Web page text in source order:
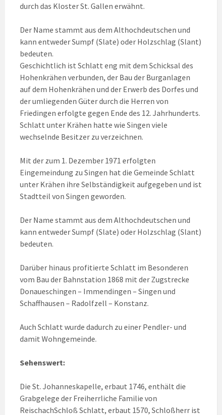
durch das Kloster St. Gallen erwähnt.
Der Name stammt aus dem Althochdeutschen und
kann entweder Sumpf (Slate) oder Holzschlag (Slant)
bedeuten.
Geschichtlich ist Schlatt eng mit dem Schicksal des
Hohenkrähen verbunden, der Bau der Burganlagen
auf dem Hohenkrähen und der Erwerb des Dorfes und
der umliegenden Güter durch die Herren von
Friedingen erfolgte gegen Ende des 12. Jahrhunderts.
Schlatt unter Krähen hatte wie Singen viele
wechselnde Besitzer zu verzeichnen.
Mit der zum 1. Dezember 1971 erfolgten
Eingemeindung zu Singen hat die Gemeinde Schlatt
unter Krähen ihre Selbständigkeit aufgegeben und ist
Stadtteil von Singen geworden.
Der Name stammt aus dem Althochdeutschen und
kann entweder Sumpf (Slate) oder Holzschlag (Slant)
bedeuten.
Darüber hinaus profitierte Schlatt im Besonderen
vom Bau der Bahnstation 1868 mit der Zugstrecke
Donaueschingen – Immendingen – Singen und
Schaffhausen – Radolfzell – Konstanz.
Auch Schlatt wurde dadurch zu einer Pendler- und
damit Wohngemeinde.
Sehenswert:
Die St. Johanneskapelle, erbaut 1746, enthält die
Grabgelege der Freiherrliche Familie von
ReischachSchloß Schlatt, erbaut 1570, Schloßherr ist